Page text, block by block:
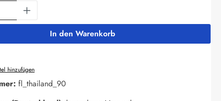
Gib den gewünschten Wert ein
In den Warenkorb
hinzufügen
fl_thailand_90